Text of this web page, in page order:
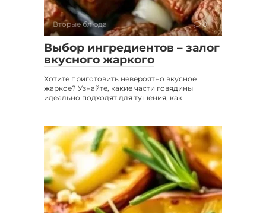
Вторые блюда 0
Выбор ингредиентов – залог
вкусного жаркого
Хотите приготовить невероятно вкусное
жаркое? Узнайте, какие части говядины
идеально подходят для тушения, как